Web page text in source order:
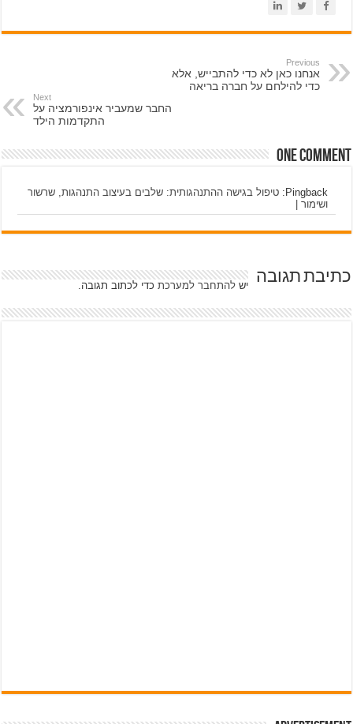
Previous
אנחנו כאן לא כדי להתבייש, אלא
כדי להילחם על חברה בריאה
Next
החבר שמעביר אינפורמציה על
התקדמות הילד
One comment
Pingback:
טיפול בגישה ההתנהגותית: שלבים בעיצוב התנהגות, שרשור
ושימור |
כתיבת תגובה ישלהתחבר למערכת כדי לכתוב תגובה.